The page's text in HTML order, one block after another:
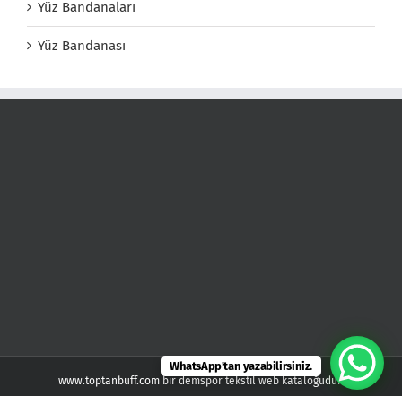
Yüz Bandanaları
Yüz Bandanası
www.toptanbuff.com bir demspor tekstil web kataloğudur.
WhatsApp'tan yazabilirsiniz.